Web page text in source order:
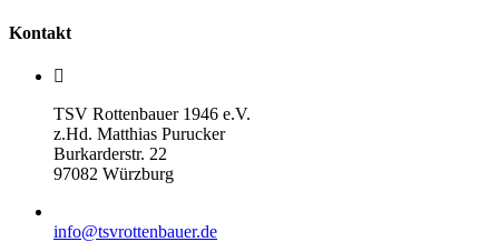
Kontakt
TSV Rottenbauer 1946 e.V.
z.Hd. Matthias Purucker
Burkarderstr. 22
97082 Würzburg
info@tsvrottenbauer.de